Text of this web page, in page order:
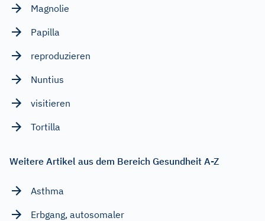
Magnolie
Papilla
reproduzieren
Nuntius
visitieren
Tortilla
Weitere Artikel aus dem Bereich Gesundheit A-Z
Asthma
Erbgang, autosomaler